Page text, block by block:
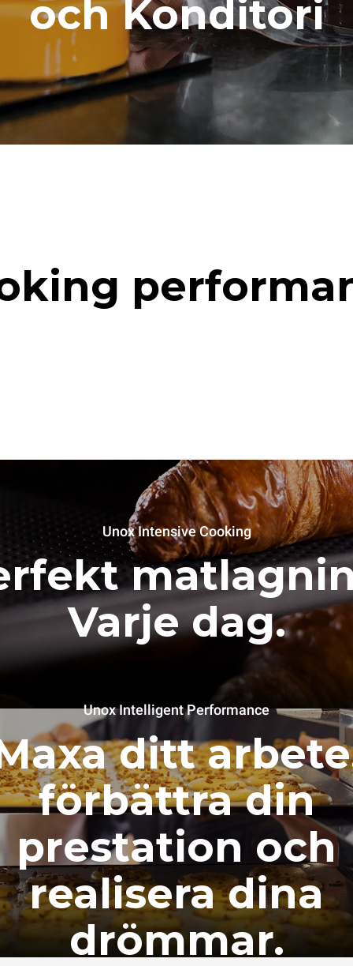
och Konditori
Unox Intensive Cooking
Varje dag.
Unox Intelligent Performance
ditt
förbättra din
prestation och
realisera dina
drömmar.